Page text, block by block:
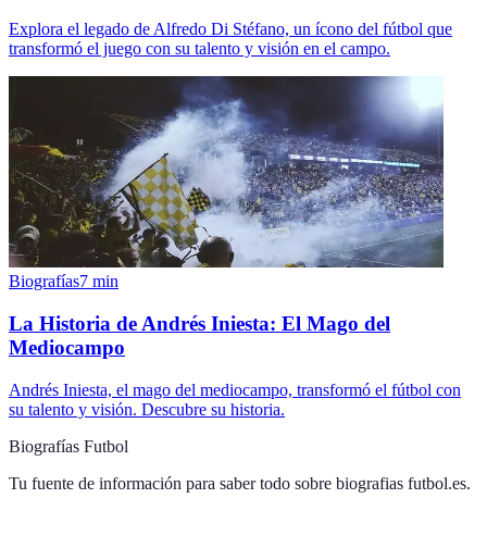
Explora el legado de Alfredo Di Stéfano, un ícono del fútbol que
transformó el juego con su talento y visión en el campo.
Biografías7 min
La Historia de Andrés Iniesta: El Mago del
Mediocampo
Andrés Iniesta, el mago del mediocampo, transformó el fútbol con
su talento y visión. Descubre su historia.
Biografías Futbol
Tu fuente de información para saber todo sobre biografias futbol.es.